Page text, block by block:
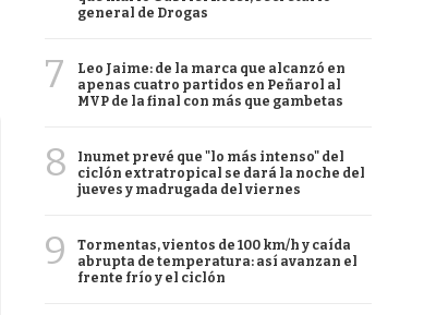
general de Drogas
7
Leo Jaime: de la marca que alcanzó en
apenas cuatro partidos en Peñarol al
MVP de la final con más que gambetas
8
Inumet prevé que "lo más intenso" del
ciclón extratropical se dará la noche del
jueves y madrugada del viernes
9
Tormentas, vientos de 100 km/h y caída
abrupta de temperatura: así avanzan el
frente frío y el ciclón